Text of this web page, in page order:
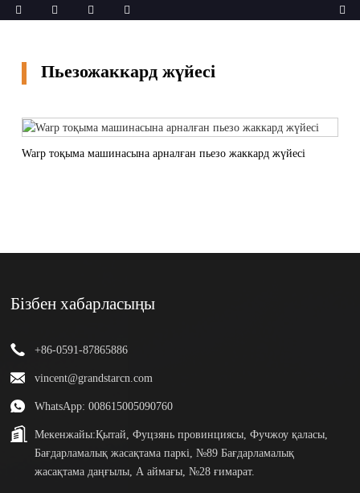
Пьезожаккард жүйесі
Warp тоқыма машинасына арналған пьезо жаккард жүйесі
Бізбен хабарласыңы
+86-0591-87865886
vincent@grandstarcn.com
WhatsApp: 008615005090760
Мекенжайы:Қытай, Фуцзянь провинциясы, Фучжоу қаласы,
Бағдарламалық жасақтама паркі, №89 Бағдарламалық
жасақтама даңғылы, А аймағы, №28 ғимарат.